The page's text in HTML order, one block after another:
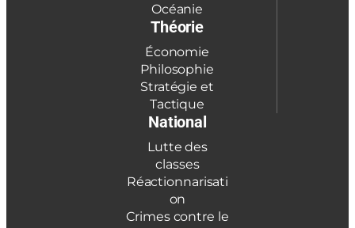
Océanie
Théorie
Économie
Philosophie
Stratégie et
Tactique
National
Lutte des
classes
Réactionnarisati
on
Crimes contre le